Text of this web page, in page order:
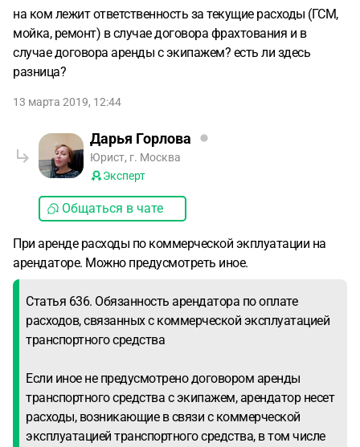
на ком лежит ответственность за текущие расходы (ГСМ,
мойка, ремонт) в случае договора фрахтования и в
случае договора аренды с экипажем? есть ли здесь
разница?
13 марта 2019, 12:44
Дарья Горлова
Юрист, г. Москва
Эксперт
Общаться в чате
При аренде расходы по коммерческой экплуатации на
арендаторе. Можно предусмотреть иное.
Статья 636. Обязанность арендатора по оплате
расходов, связанных с коммерческой эксплуатацией
транспортного средства
Если иное не предусмотрено договором аренды
транспортного средства с экипажем, арендатор несет
расходы, возникающие в связи с коммерческой
эксплуатацией транспортного средства, в том числе